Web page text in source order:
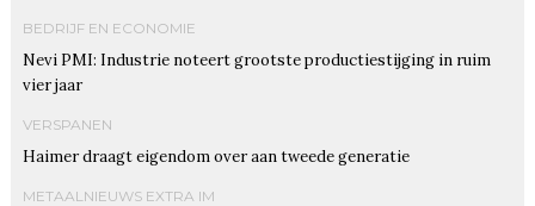
BEDRIJF EN ECONOMIE
Nevi PMI: Industrie noteert grootste productiestijging in ruim
vier jaar
VERSPANEN
Haimer draagt eigendom over aan tweede generatie
METAALNIEUWS EXTRA IM